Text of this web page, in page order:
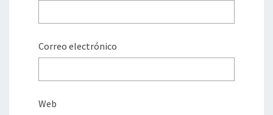
Correo electrónico
Web